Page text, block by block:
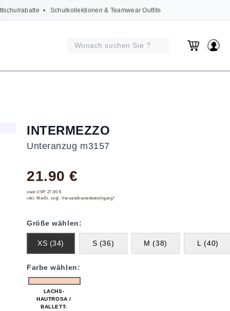
• Schulkollektionen & Teamwear Outfits
INTERMEZZO
Unteranzug m3157
21.90 €
statt UVP 27,90 €
inkl. MwSt. zzgl. Versandkostenbeteiligung*
Größe wählen:
XS (34) S (36) M (38) L (40)
Farbe wählen:
LACHS-
HAUTROSA /
BALLETT-